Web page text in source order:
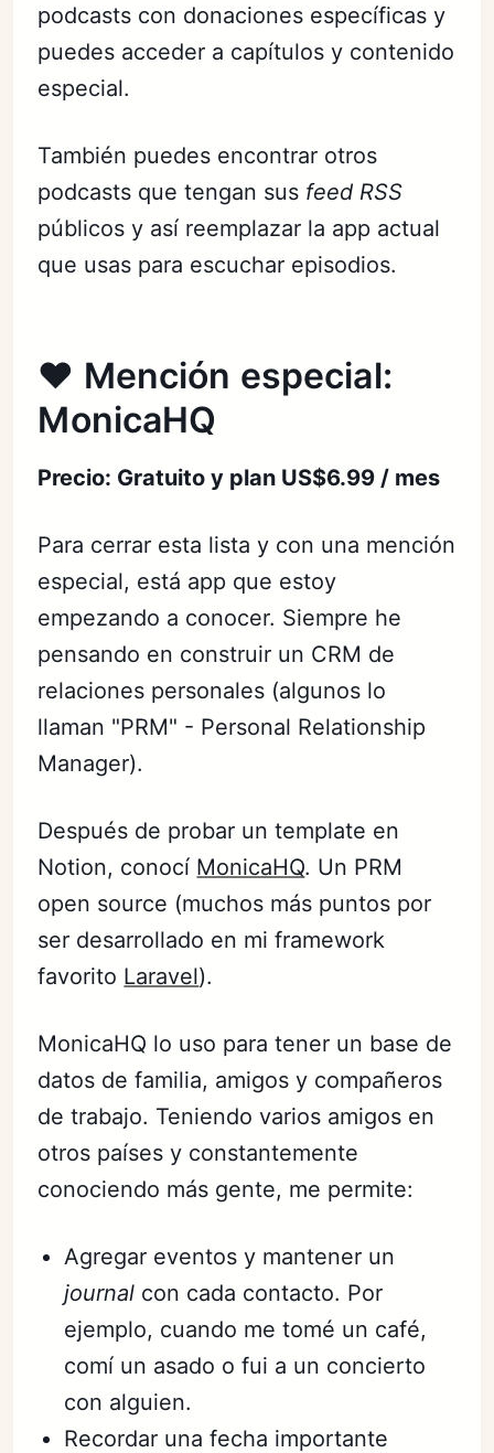
podcasts con donaciones específicas y
puedes acceder a capítulos y contenido
especial.
También puedes encontrar otros
podcasts que tengan sus feed RSS
públicos y así reemplazar la app actual
que usas para escuchar episodios.
❤️ Mención especial:
MonicaHQ
Precio: Gratuito y plan US$6.99 / mes
Para cerrar esta lista y con una mención
especial, está app que estoy
empezando a conocer. Siempre he
pensando en construir un CRM de
relaciones personales (algunos lo
llaman "PRM" - Personal Relationship
Manager).
Después de probar un template en
Notion, conocí MonicaHQ. Un PRM
open source (muchos más puntos por
ser desarrollado en mi framework
favorito Laravel).
MonicaHQ lo uso para tener un base de
datos de familia, amigos y compañeros
de trabajo. Teniendo varios amigos en
otros países y constantemente
conociendo más gente, me permite:
Agregar eventos y mantener un
journal con cada contacto. Por
ejemplo, cuando me tomé un café,
comí un asado o fui a un concierto
con alguien.
Recordar una fecha importante